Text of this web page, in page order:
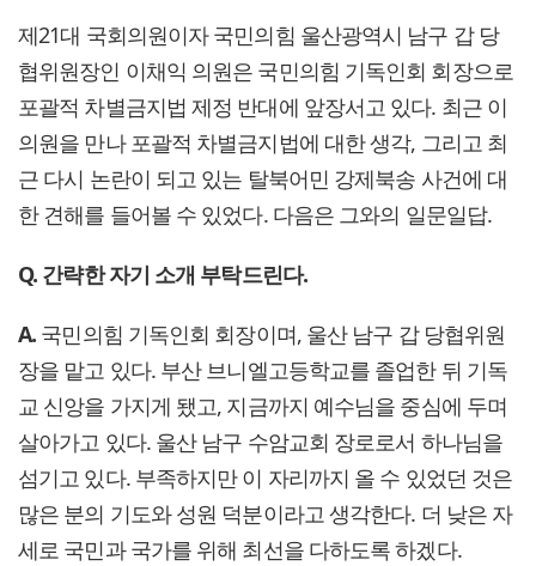
제21대 국회의원이자 국민의힘 울산광역시 남구 갑 당
협위원장인 이채익 의원은 국민의힘 기독인회 회장으로
포괄적 차별금지법 제정 반대에 앞장서고 있다. 최근 이
의원을 만나 포괄적 차별금지법에 대한 생각, 그리고 최
근 다시 논란이 되고 있는 탈북어민 강제북송 사건에 대
한 견해를 들어볼 수 있었다. 다음은 그와의 일문일답.
Q. 간략한 자기 소개 부탁드린다.
A. 국민의힘 기독인회 회장이며, 울산 남구 갑 당협위원
장을 맡고 있다. 부산 브니엘고등학교를 졸업한 뒤 기독
교 신앙을 가지게 됐고, 지금까지 예수님을 중심에 두며
살아가고 있다. 울산 남구 수암교회 장로로서 하나님을
섬기고 있다. 부족하지만 이 자리까지 올 수 있었던 것은
많은 분의 기도와 성원 덕분이라고 생각한다. 더 낮은 자
세로 국민과 국가를 위해 최선을 다하도록 하겠다.